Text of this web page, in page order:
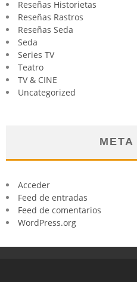
Reseñas Historietas
Reseñas Rastros
Reseñas Seda
Seda
Series TV
Teatro
TV & CINE
Uncategorized
META
Acceder
Feed de entradas
Feed de comentarios
WordPress.org